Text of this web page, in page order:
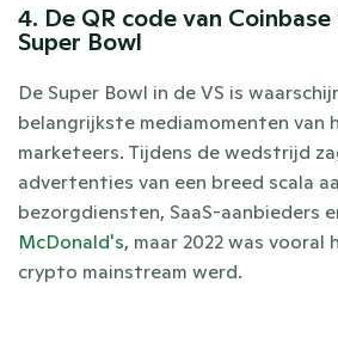
4. De QR code van
Super Bowl
De Super Bowl in de VS is
belangrijkste mediamomenten van
marketeers. Tijdens de wedstrijd
advertenties van een breed scala
McDonald's, maar 2022 was vooral
crypto mainstream werd.